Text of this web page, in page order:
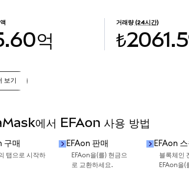
억
거래량 (24시간)
보기
에서 EFAon 사용 방법
구매
탭으로 시작하
EFAon 판매
EFAon을(를) 현금으
로 교환하세요.
EFAon
블록체인
EFAon을(